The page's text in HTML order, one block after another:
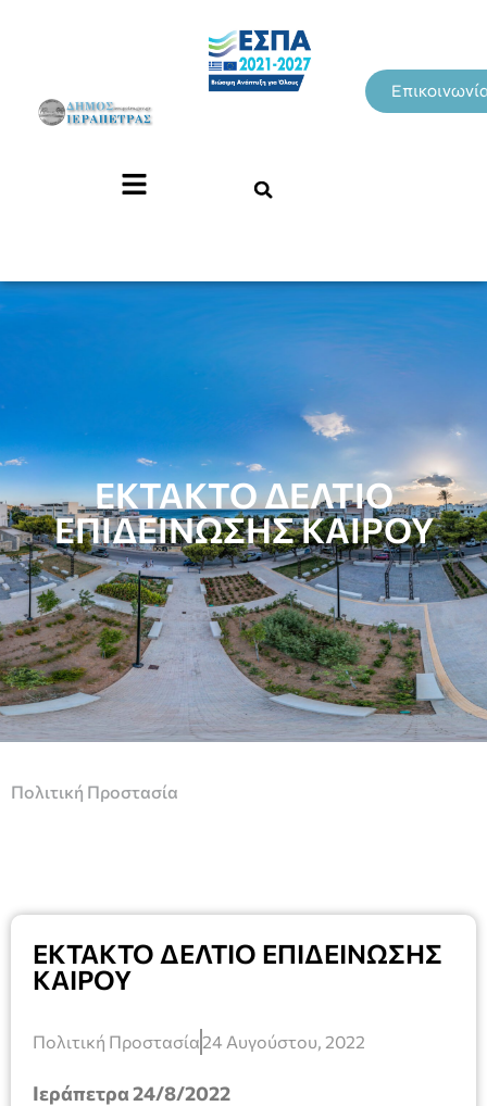
ΕΚΤΑΚΤΟ ΔΕΛΤΙΟ
ΕΠΙΔΕΙΝΩΣΗΣ ΚΑΙΡΟΥ
Πολιτική Προστασία
ΕΚΤΑΚΤΟ ΔΕΛΤΙΟ ΕΠΙΔΕΙΝΩΣΗΣ
ΚΑΙΡΟΥ
Πολιτική Προστασία 24 Αυγούστου, 2022
Ιεράπετρα 24/8/2022